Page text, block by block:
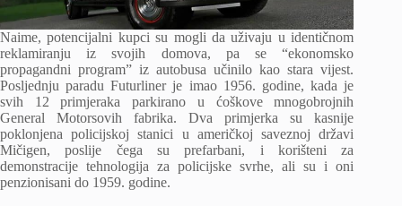
Naime, potencijalni kupci su mogli da uživaju u identičnom
reklamiranju iz svojih domova, pa se “ekonomsko
propagandni program” iz autobusa učinilo kao stara vijest.
Posljednju paradu Futurliner je imao 1956. godine, kada je
svih 12 primjeraka parkirano u ćoškove mnogobrojnih
General Motorsovih fabrika. Dva primjerka su kasnije
poklonjena policijskoj stanici u američkoj saveznoj državi
Mičigen, poslije čega su prefarbani, i korišteni za
demonstracije tehnologija za policijske svrhe, ali su i oni
penzionisani do 1959. godine.